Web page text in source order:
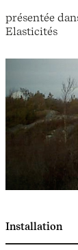
présentée
Elasticités
Installation